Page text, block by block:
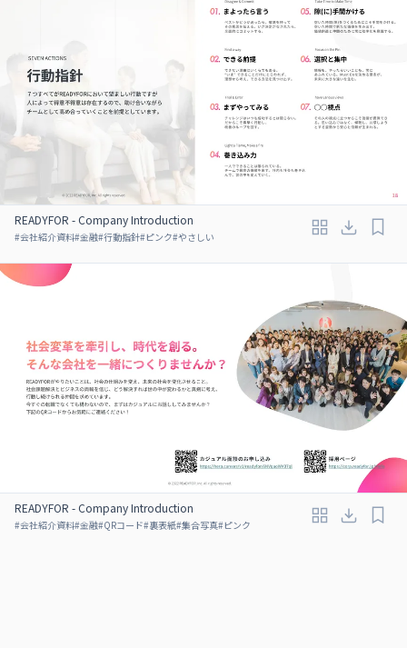
READYFOR - Company Introduction
#会社紹介資料#金融#行動指針#ピンク#やさしい
READYFOR - Company Introduction
#会社紹介資料#金融#QRコード#裏表紙#集合写真#ピンク